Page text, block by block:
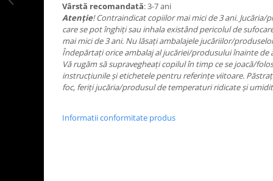
Vârstă recomandată: 3-7 ani
Atenţie! Contraindicat copiilor mai mici de 3 ani.
care se pot înghiţi sau inhala existând pericolul de
mai mici de 3 ani. Nu lăsaţi ambalajele jucăriilor/
Îndepărtaţi orice ambalaj al jucăriei/produsului înainte de
Vă rugăm să supravegheaţi copilul în timp ce se joacă/
instrucţiunile şi etichetele pentru referinţe viitoare.
foc, feriţi jucăria/produsul de temperaturi ridicate şi
Informatii conformitate produs